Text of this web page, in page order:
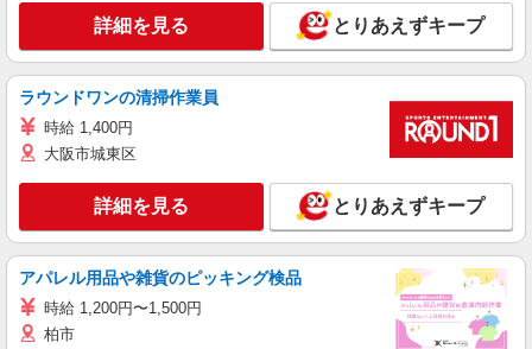
詳細を見る とりあえずキープ
ラウンドワンの清掃作業員
時給 1,400円
大阪市城東区
詳細を見る とりあえずキープ
アパレル用品や雑貨のピッキング検品
時給 1,200円〜1,500円
柏市